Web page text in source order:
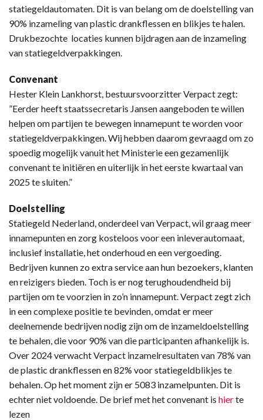
statiegeldautomaten. Dit is van belang om de doelstelling van
90% inzameling van plastic drankflessen en blikjes te halen.
Drukbezochte locaties kunnen bijdragen aan de inzameling
van statiegeldverpakkingen.
Convenant
Hester Klein Lankhorst, bestuursvoorzitter Verpact zegt:
”Eerder heeft staatssecretaris Jansen aangeboden te willen
helpen om partijen te bewegen innamepunt te worden voor
statiegeldverpakkingen. Wij hebben daarom gevraagd om zo
spoedig mogelijk vanuit het Ministerie een gezamenlijk
convenant te initiëren en uiterlijk in het eerste kwartaal van
2025 te sluiten.”
Doelstelling
Statiegeld Nederland, onderdeel van Verpact, wil graag meer
innamepunten en zorg kosteloos voor een inleverautomaat,
inclusief installatie, het onderhoud en een vergoeding.
Bedrijven kunnen zo extra service aan hun bezoekers, klanten
en reizigers bieden. Toch is er nog terughoudendheid bij
partijen om te voorzien in zo’n innamepunt. Verpact zegt zich
in een complexe positie te bevinden, omdat er meer
deelnemende bedrijven nodig zijn om de inzameldoelstelling
te behalen, die voor 90% van die participanten afhankelijk is.
Over 2024 verwacht Verpact inzamelresultaten van 78% van
de plastic drankflessen en 82% voor statiegeldblikjes te
behalen. Op het moment zijn er 5083 inzamelpunten. Dit is
echter niet voldoende. De brief met het convenant is hierte
lezen